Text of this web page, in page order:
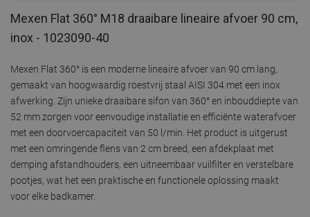
Mexen Flat 360° M18 draaibare lineaire afvoer 90 cm,
inox - 1023090-40
Mexen Flat 360° is een moderne lineaire afvoer van 90 cm lang,
gemaakt van hoogwaardig roestvrij staal AISI 304 met een inox
afwerking. Zijn unieke draaibare sifon van 360° en inbouddiepte van
52 mm zorgen voor eenvoudige installatie en efficiënte waterafvoer
met een doorvoercapaciteit van 50 l/min. Het product is uitgerust
met een omringende flens van 2 cm breed, een afdekplaat met
demping afstandhouders, een uitneembaar vuilfilter en verstelbare
pootjes, wat het een praktische en functionele oplossing maakt
voor elke badkamer.